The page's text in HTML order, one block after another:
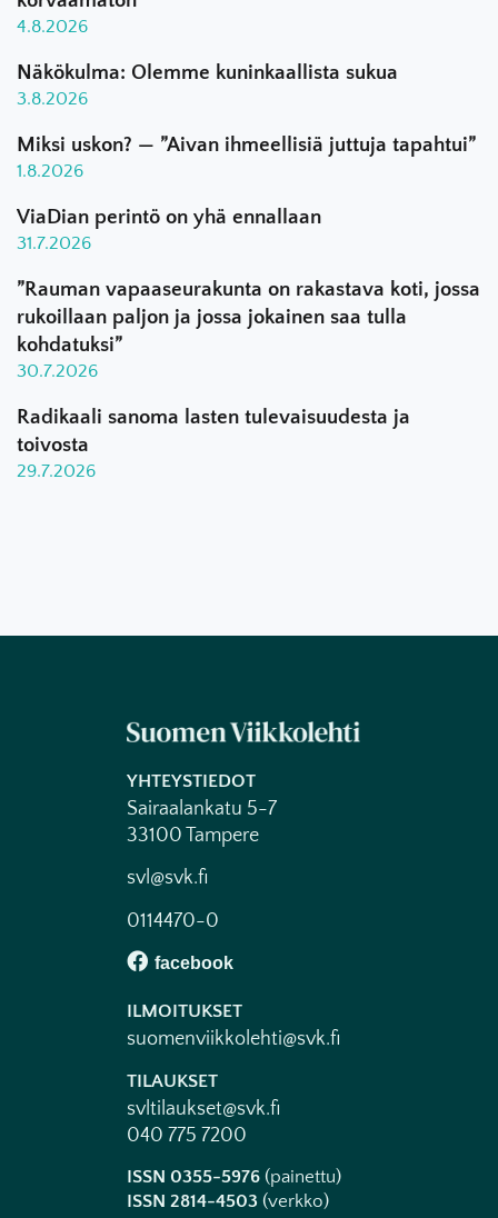
4.8.2026
Näkökulma: Olemme kuninkaallista sukua
3.8.2026
Miksi uskon? — ”Aivan ihmeellisiä juttuja tapahtui”
1.8.2026
ViaDian perintö on yhä ennallaan
31.7.2026
”Rauman vapaaseurakunta on rakastava koti, jossa
rukoillaan paljon ja jossa jokainen saa tulla
kohdatuksi”
30.7.2026
Radikaali sanoma lasten tulevaisuudesta ja
toivosta
29.7.2026
YHTEYSTIEDOT
Sairaalankatu 5-7
33100 Tampere
svl@svk.fi
0114470-0
ILMOITUKSET
suomenviikkolehti@svk.fi
TILAUKSET
svltilaukset@svk.fi
040 775 7200
ISSN 0355-5976 (painettu)
ISSN 2814-4503 (verkko)